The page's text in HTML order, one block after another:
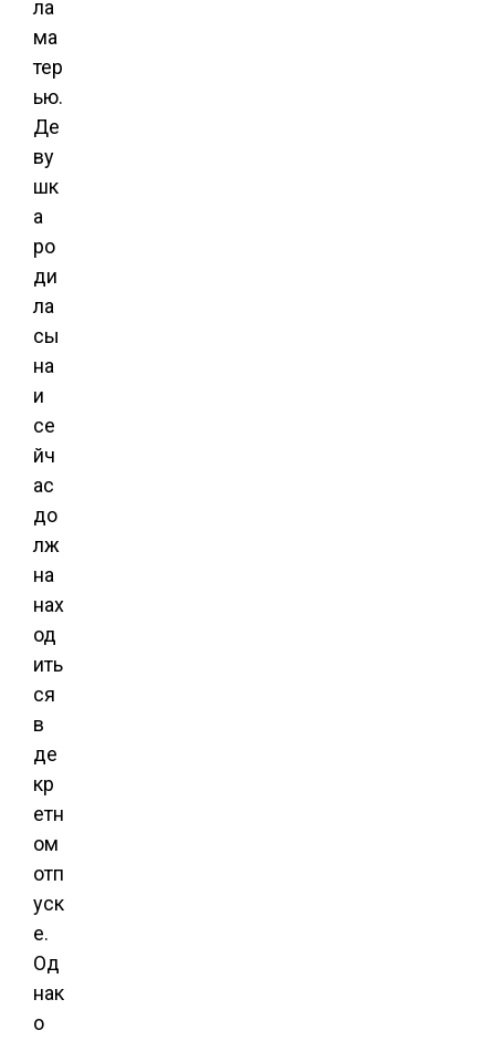
ла
ма
тер
ью.
Де
ву
шк
а
ро
ди
ла
сы
на
и
се
йч
ас
до
лж
на
нах
од
ить
ся
в
де
кр
етн
ом
отп
уск
е.
Од
нак
о